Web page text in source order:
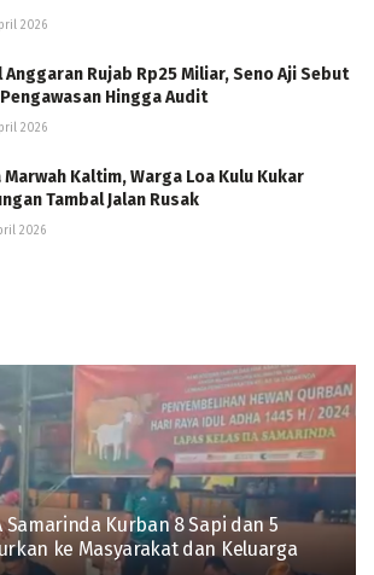
2026
Anggaran Rujab Rp25 Miliar, Seno Aji Sebut
Hingga Audit
2026
Marwah Kaltim, Warga Loa Kulu Kukar
Tambal Jalan Rusak
2026
Samarinda Kurban 8 Sapi dan 5
ke Masyarakat dan Keluarga